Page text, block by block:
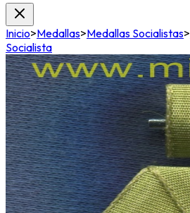
Inicio>Medallas>Medallas Socialistas>
Socialista